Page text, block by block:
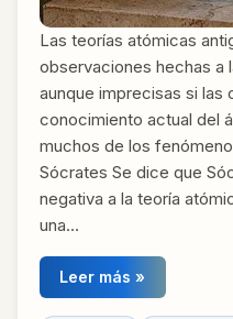
Las teorías atómicas
observaciones hechas a
aunque imprecisas si las
conocimiento actual del
muchos de los
Sócrates Se dice que
negativa a la teoría
una…
Leer más »